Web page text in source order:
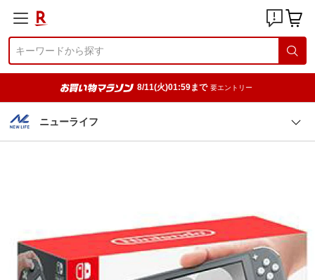
8/11(火)01:59まで 要エントリー
ニューライフ